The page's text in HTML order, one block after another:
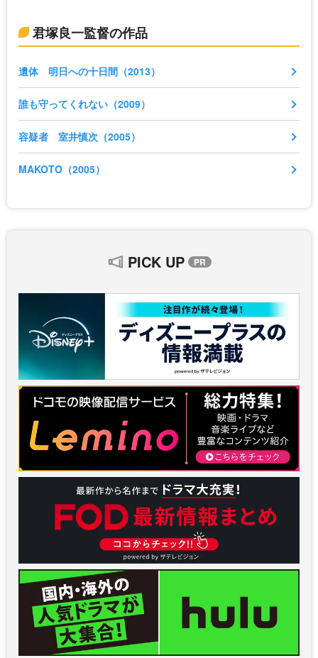
君塚良一監督の作品
遺体 明日への十日間（2013）
誰も守ってくれない（2009）
容疑者 室井慎次（2005）
MAKOTO（2005）
PICK UP